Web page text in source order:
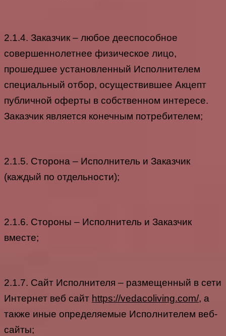
2.1.4. Заказчик – любое дееспособное
совершеннолетнее физическое лицо,
прошедшее установленный Исполнителем
специальный отбор, осуществившее Акцепт
публичной оферты в собственном интересе.
Заказчик является конечным потребителем;
2.1.5. Сторона – Исполнитель и Заказчик
(каждый по отдельности);
2.1.6. Стороны – Исполнитель и Заказчик
вместе;
2.1.7. Сайт Исполнителя – размещенный в сети
Интернет веб сайт https://vedacoliving.com/, а
также иные определяемые Исполнителем веб-
сайты;